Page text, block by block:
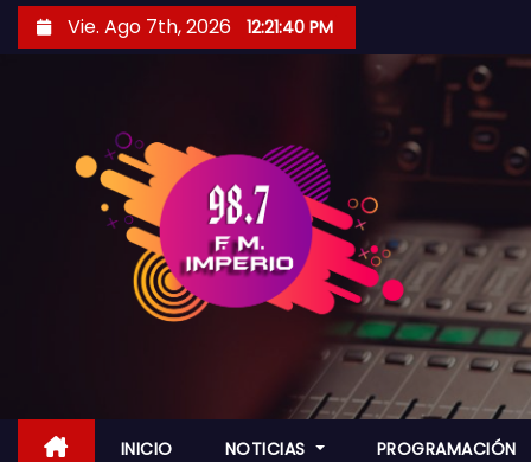
Vie. Ago 7th, 2026 12:21:41 PM
INICIO NOTICIAS PROGRAMACIÓN